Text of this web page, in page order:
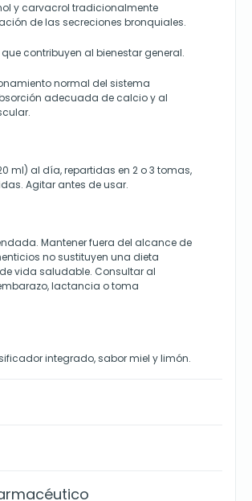
y carvacrol tradicionalmente
de las secreciones bronquiales.
contribuyen al bienestar general.
normal del sistema
adecuada de calcio y al
ml) al día, repartidas en 2 o 3 tomas,
Agitar antes de usar.
Mantener fuera del alcance de
no sustituyen una dieta
vida saludable. Consultar al
lactancia o toma
integrado, sabor miel y limón.